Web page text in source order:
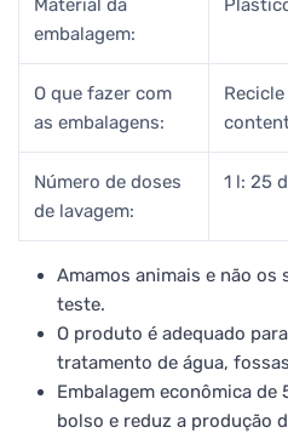
embalagem:
O que fazer com
as embalagens:
Número de doses
de lavagem:
1 l: 25
Amamos animais e não os
teste.
O produto é adequado
tratamento de água,
Embalagem econômica
bolso e reduz a produção